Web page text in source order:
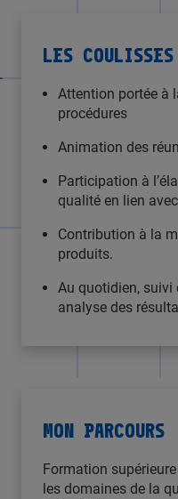
LES
Attention portée à
procédures
Animation des
Participation à
qualité en lien
Contribution à la
produits.
Au quotidien, suivi
analyse des
MON PARCOURS
Formation
les domaines de la